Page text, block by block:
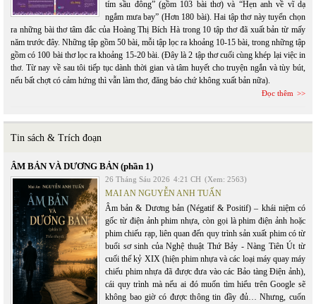
tím sầu đông” (gồm 103 bài thơ) và “Hẹn anh về vĩ dạ
ngắm mưa bay” (Hơn 180 bài). Hai tập thơ này tuyển chọn
ra những bài thơ tâm đắc của Hoàng Thị Bích Hà trong 10 tập thơ đã xuất bản từ mấy
năm trước đây. Những tập gồm 50 bài, mỗi tập lọc ra khoảng 10-15 bài, trong những tập
gồm có 100 bài thơ lọc ra khoảng 15-20 bài. (Đây là 2 tập thơ cuối cùng khép lại việc in
thơ. Từ nay về sau tôi tiếp tục dành thời gian và tâm huyết cho truyện ngắn và tùy bút,
nếu bất chợt có cảm hứng thì vẫn làm thơ, đăng báo chứ không xuất bản nữa).
Đọc thêm
Tin sách & Trích đoạn
ÂM BẢN VÀ DƯƠNG BẢN (phần 1)
26 Tháng Sáu 2026 4:21 CH (Xem: 2563)
MAI AN NGUYỄN ANH TUẤN
Âm bản & Dương bản (Négatif & Positif) – khái niệm có
gốc từ điện ảnh phim nhựa, còn gọi là phim điện ảnh hoặc
phim chiếu rạp, liên quan đến quy trình sản xuất phim có từ
buổi sơ sinh của Nghệ thuật Thứ Bảy - Nàng Tiên Út từ
cuối thế kỷ XIX (hiện phim nhựa và các loại máy quay máy
chiếu phim nhựa đã được đưa vào các Bảo tàng Điện ảnh),
cái quy trình mà nếu ai đó muốn tìm hiểu trên Google sẽ
không bao giờ có được thông tin đầy đủ… Nhưng, cuốn